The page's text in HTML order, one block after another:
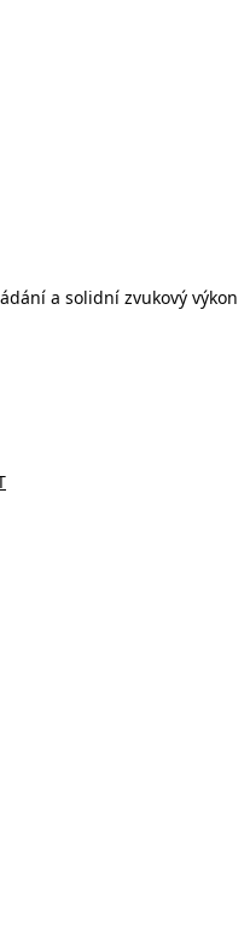
a solidní zvukový výkon